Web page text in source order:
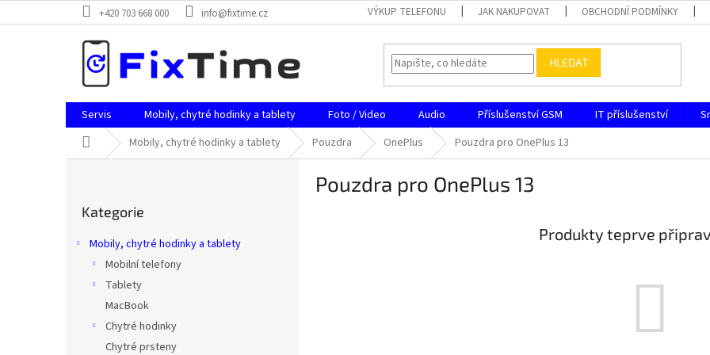
na
+420 703 668 000 info@fixtime.cz VÝKUP TELEFONU JAK NAKUPOVAT OBCHODNÍ PODMÍNKY
HLEDAT
Servis Mobily, chytré hodinky a tablety Foto / Video Audio Příslušenství GSM IT příslušenství
Domů Mobily, chytré hodinky a tablety Pouzdra OnePlus Pouzdra pro OnePlus 13
kategorie
Kategorie
Mobily, chytré hodinky a tablety
Mobilní telefony
Tablety
MacBook
Chytré hodinky
Chytré prsteny
Pouzdra pro OnePlus 13
Produkty teprve